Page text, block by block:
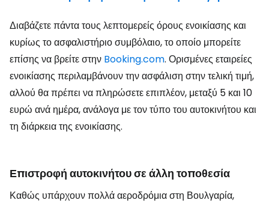
Διαβάζετε πάντα τους λεπτομερείς όρους ενοικίασης και
κυρίως το ασφαλιστήριο συμβόλαιο, το οποίο μπορείτε
επίσης να βρείτε στην Booking.com. Ορισμένες εταιρείες
ενοικίασης περιλαμβάνουν την ασφάλιση στην τελική τιμή,
αλλού θα πρέπει να πληρώσετε επιπλέον, μεταξύ 5 και 10
ευρώ ανά ημέρα, ανάλογα με τον τύπο του αυτοκινήτου και
τη διάρκεια της ενοικίασης.
Επιστροφή αυτοκινήτου σε άλλη τοποθεσία
Καθώς υπάρχουν πολλά αεροδρόμια στη Βουλγαρία,